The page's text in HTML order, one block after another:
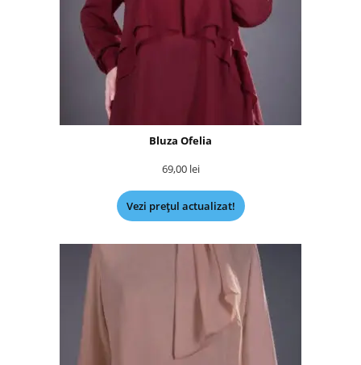
Bluza Ofelia
69,00 lei
Vezi prețul actualizat!